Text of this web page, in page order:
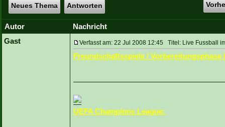
Neues Thema Antworten
Autor
Nachricht
Gast
Verfasst am: 22 Jul 2008 12:45 Titel: Live Fussball
Freundschaftsspiele /
UEFA Champions League: